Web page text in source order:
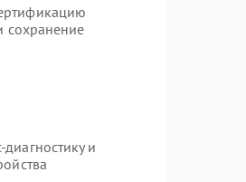
сохранение
и